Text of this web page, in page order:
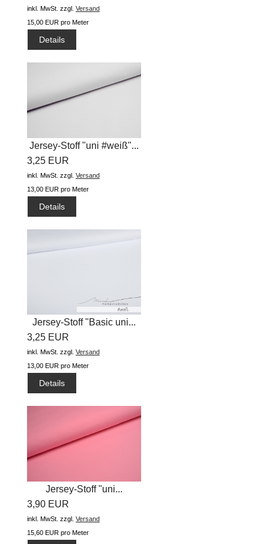
inkl. MwSt. zzgl. Versand
15,00 EUR pro Meter
Details
Jersey-Stoff "uni #weiß"...
3,25 EUR
inkl. MwSt. zzgl. Versand
13,00 EUR pro Meter
Details
Jersey-Stoff "Basic uni...
3,25 EUR
inkl. MwSt. zzgl. Versand
13,00 EUR pro Meter
Details
Jersey-Stoff "uni...
3,90 EUR
inkl. MwSt. zzgl. Versand
15,60 EUR pro Meter